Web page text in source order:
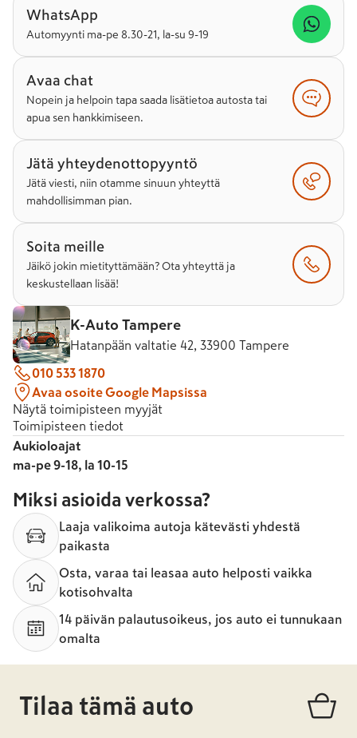
WhatsApp
Automyynti ma-pe 8.30-21, la-su 9-19
Avaa chat
Nopein ja helpoin tapa saada lisätietoa autosta tai
apua sen hankkimiseen.
Jätä yhteydenottopyyntö
Jätä viesti, niin otamme sinuun yhteyttä
mahdollisimman pian.
Soita meille
Jäikö jokin mietityttämään? Ota yhteyttä ja
keskustellaan lisää!
K-Auto Tampere
Hatanpään valtatie 42, 33900 Tampere
010 533 1870
Avaa osoite Google Mapsissa
Näytä toimipisteen myyjät
Toimipisteen tiedot
Aukioloajat
ma-pe 9-18, la 10-15
Miksi asioida verkossa?
Laaja valikoima autoja kätevästi yhdestä
paikasta
Osta, varaa tai leasaa auto helposti vaikka
kotisohvalta
14 päivän palautusoikeus, jos auto ei tunnukaan
omalta
Tilaa tämä auto